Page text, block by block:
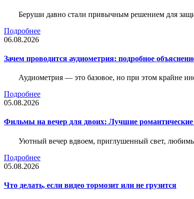
Беруши давно стали привычным решением для
Подробнее
06.08.2026
Зачем проводится аудиометрия: подробное
Аудиометрия — это базовое, но при этом крайне
Подробнее
05.08.2026
Фильмы на вечер для двоих: Лучшие
Уютный вечер вдвоем, приглушенный свет,
Подробнее
05.08.2026
Что делать, если видео тормозит или не грузится